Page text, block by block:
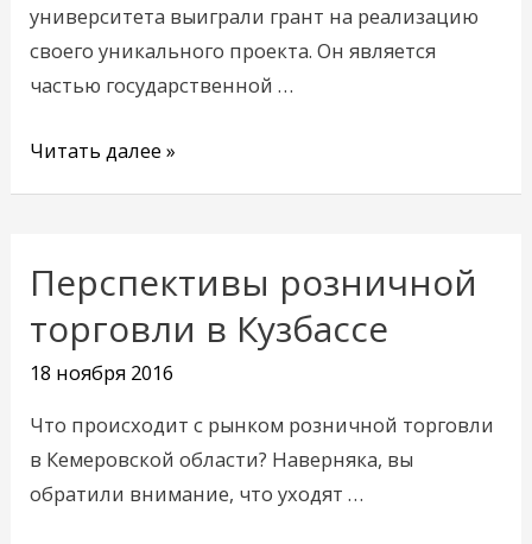
университета выиграли грант на реализацию
своего уникального проекта. Он является
частью государственной …
Читать далее »
Перспективы розничной
торговли в Кузбассе
18 ноября 2016
Что происходит с рынком розничной торговли
в Кемеровской области? Наверняка, вы
обратили внимание, что уходят …
Перспективы
розничной
торговли
в
Кузбассе